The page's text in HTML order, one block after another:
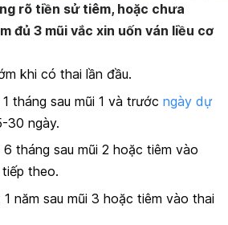
rõ tiền sử tiêm, hoặc chưa
đủ 3 mũi vắc xin uốn ván liều cơ
khi có thai lần đầu.
tháng sau mũi 1 và trước ngày dự
30 ngày.
tháng sau mũi 2 hoặc tiêm vào
theo.
năm sau mũi 3 hoặc tiêm vào thai